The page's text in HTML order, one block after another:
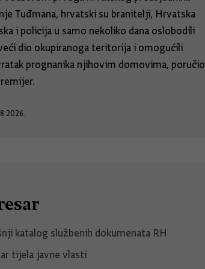
Tuđmana, hrvatski su branitelji, Hrvatska
i policija u samo nekoliko dana oslobodili
dio okupiranoga teritorija i omogućili
prognanika njihovim domovima, poručio
katalog službenih dokumenata RH
tijela javne vlasti